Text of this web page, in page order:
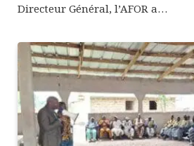
Directeur Général, l’AFOR a…